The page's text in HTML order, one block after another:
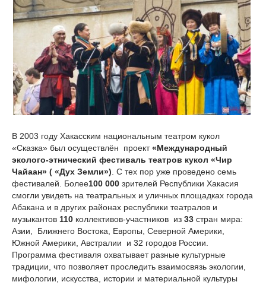
В 2003 году Хакасским национальным театром кукол
«Сказка» был осуществлён проект«Международный
эколого-этнический фестиваль театров кукол «Чир
Чайаан» ( «Дух Земли») . С тех пор уже проведено семь
фестивалей. Более100 000 зрителей Республики Хакасия
смогли увидеть на театральных и уличных площадках города
Абакана и в других районах республики театралов и
музыкантов 110 коллективов-участников из 33 стран мира:
Азии, Ближнего Востока, Европы, Северной Америки,
Южной Америки, Австралии и 32 городов России.
Программа фестиваля охватывает разные культурные
традиции, что позволяет проследить взаимосвязь экологии,
мифологии, искусства, истории и материальной культуры